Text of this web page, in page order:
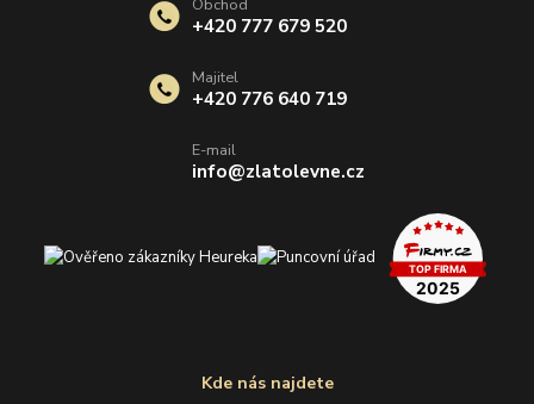
Kde nás najdete
Obchod
+420 777 679 520
Majitel
+420 776 640 719
E-mail
info@zlatolevne.cz